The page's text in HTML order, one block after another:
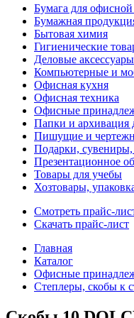
Бумага для
Бумажная
Бытовая химия
Гигиенические
Деловые аксессуары
Компьютерные и
Офисная кухня
Офисная техника
Офисные
Папки и архивация
Пишущие и
Подарки,
Презентационное
Товары для учебы
Хозтовары,
Смотреть прайс-
Скачать прайс-лист
Главная
Каталог
Офисные
Степлеры, скобы к